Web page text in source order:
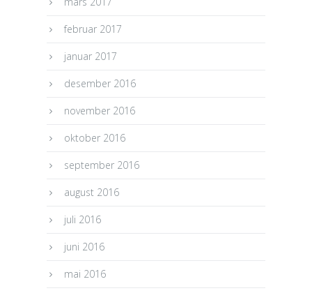
februar 2017
januar 2017
desember 2016
november 2016
oktober 2016
september 2016
august 2016
juli 2016
juni 2016
mai 2016